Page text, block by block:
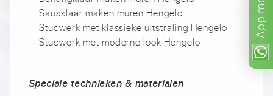
App
Sausklaar maken muren Hengelo
Stucwerk met klassieke uitstraling Hengelo
Stucwerk met moderne look Hengelo
Speciale technieken & materialen